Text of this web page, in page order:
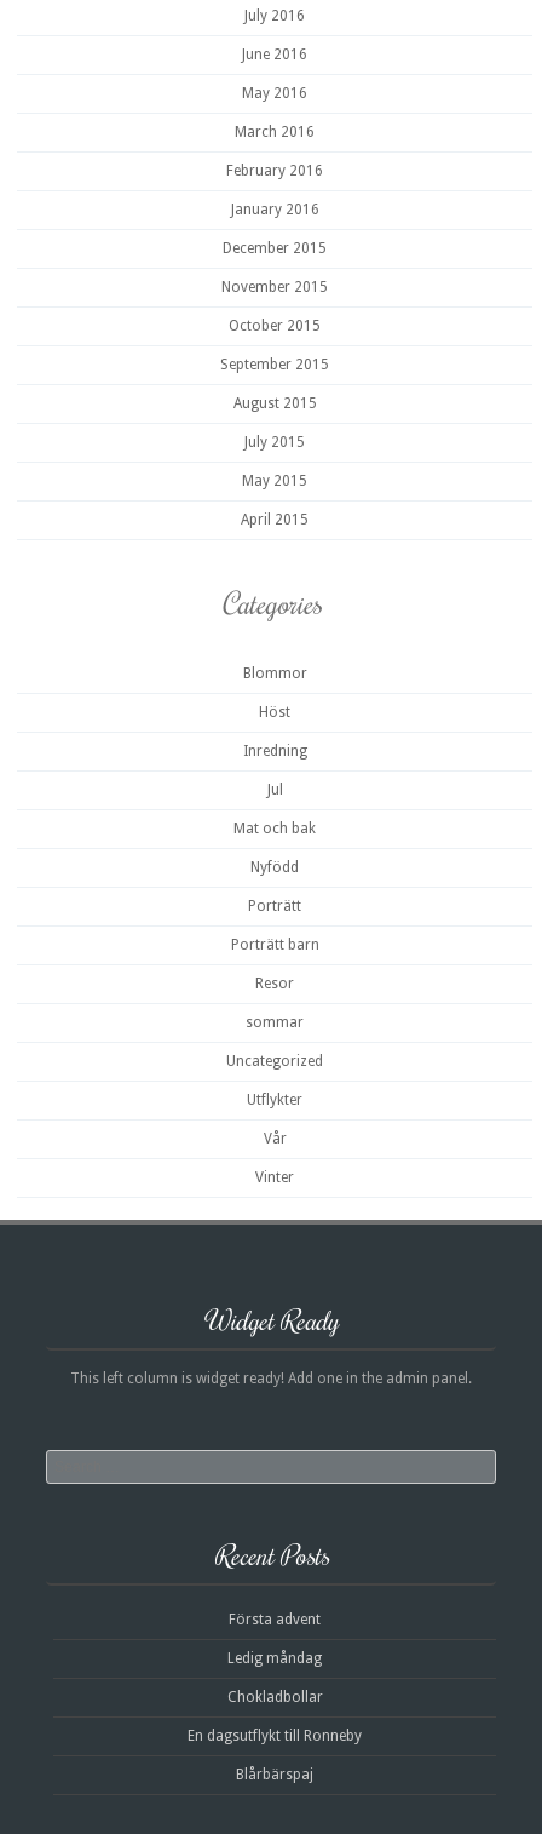
July 2016
June 2016
May 2016
March 2016
February 2016
January 2016
December 2015
November 2015
October 2015
September 2015
August 2015
July 2015
May 2015
April 2015
Categories
Blommor
Höst
Inredning
Jul
Mat och bak
Nyfödd
Porträtt
Porträtt barn
Resor
sommar
Uncategorized
Utflykter
Vår
Vinter
Widget Ready
This left column is widget ready! Add one in the admin panel.
Recent Posts
Första advent
Ledig måndag
Chokladbollar
En dagsutflykt till Ronneby
Blårbärspaj